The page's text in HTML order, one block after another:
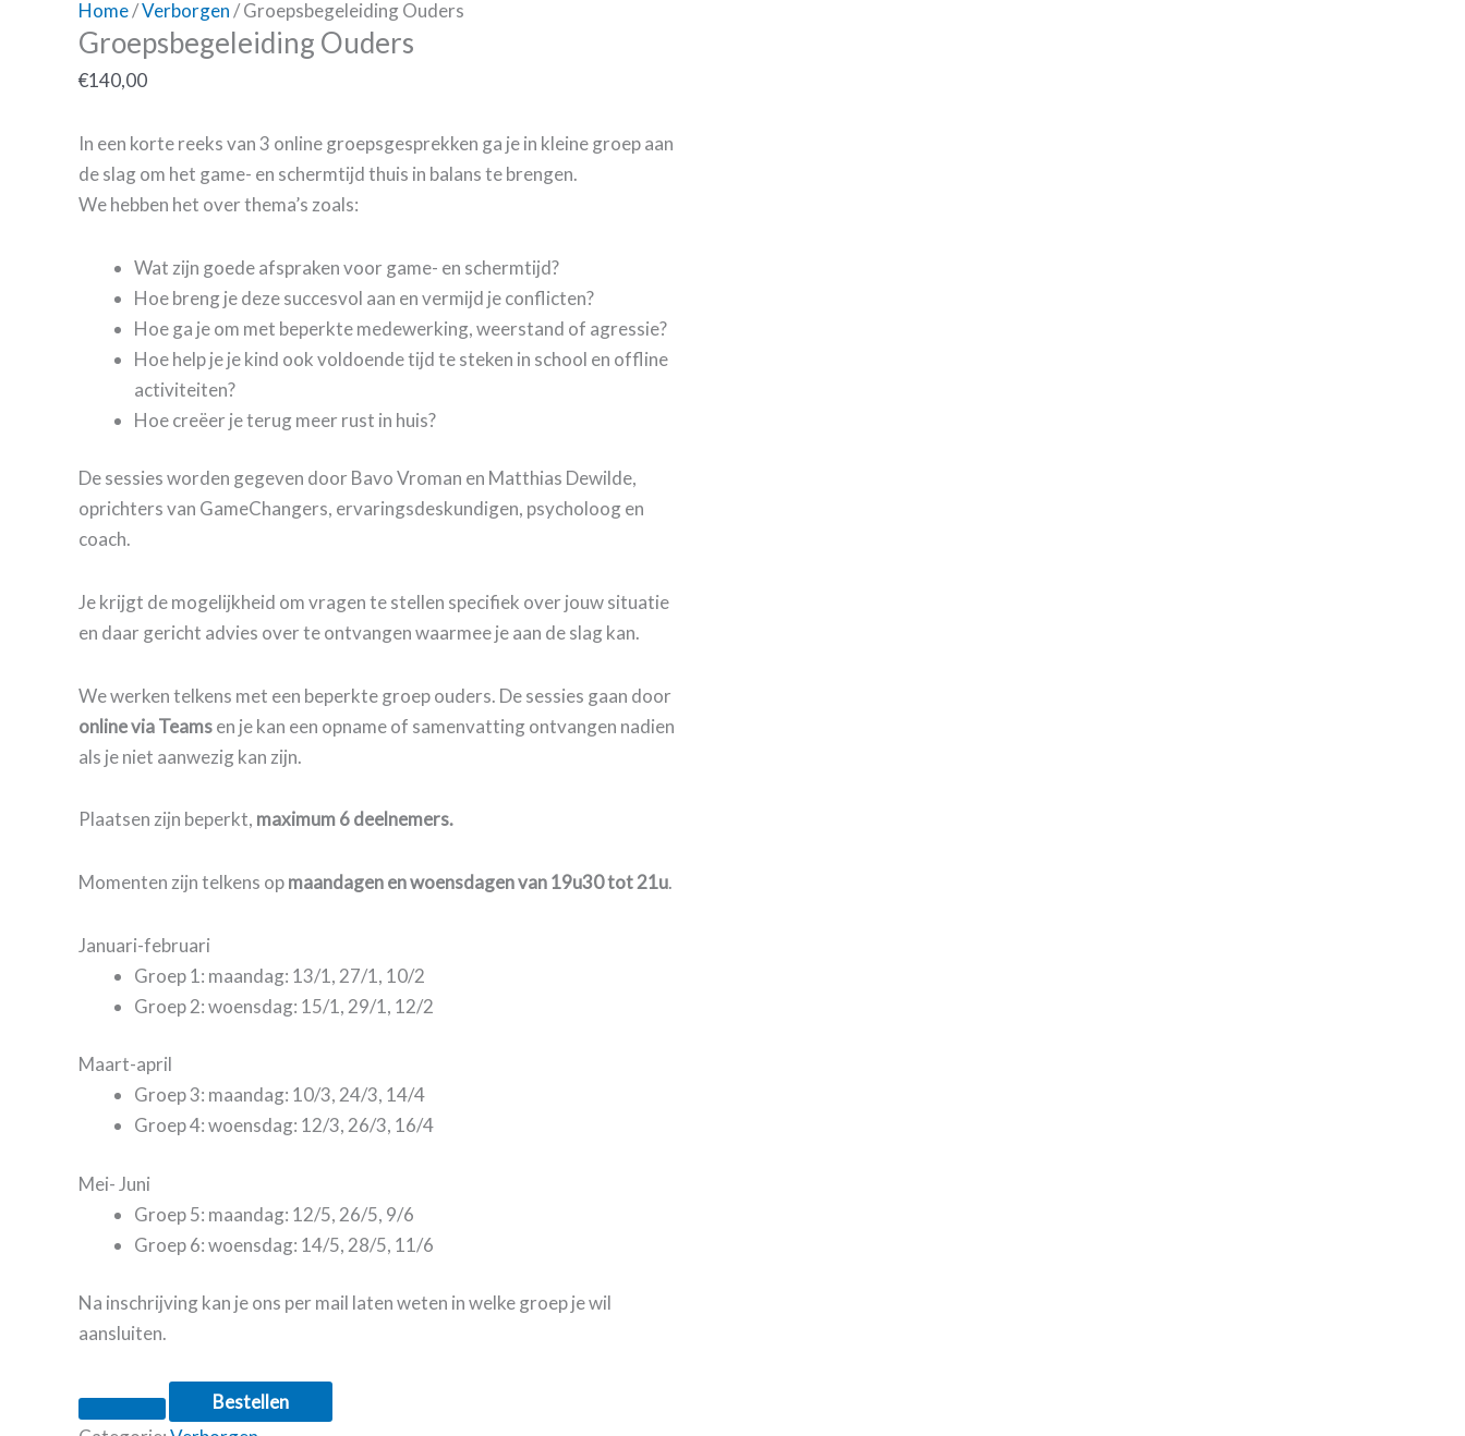
Home/Verborgen/ Groepsbegeleiding Ouders
Groepsbegeleiding Ouders
€140,00
In een korte reeks van 3 online groepsgesprekken ga je in kleine groep aan
de slag om het game- en schermtijd thuis in balans te brengen.
We hebben het over thema’s zoals:
Wat zijn goede afspraken voor game- en schermtijd?
Hoe breng je deze succesvol aan en vermijd je conflicten?
Hoe ga je om met beperkte medewerking, weerstand of agressie?
Hoe help je je kind ook voldoende tijd te steken in school en offline
activiteiten?
Hoe creëer je terug meer rust in huis?
De sessies worden gegeven door Bavo Vroman en Matthias Dewilde,
oprichters van GameChangers, ervaringsdeskundigen, psycholoog en
coach.
Je krijgt de mogelijkheid om vragen te stellen specifiek over jouw situatie
en daar gericht advies over te ontvangen waarmee je aan de slag kan.
We werken telkens met een beperkte groep ouders. De sessies gaan door
online via Teamsen je kan een opname of samenvatting ontvangen nadien
als je niet aanwezig kan zijn.
Plaatsen zijn beperkt, maximum 6 deelnemers.
Momenten zijn telkens opmaandagen en woensdagen van 19u30 tot 21u.
Januari-februari
Groep 1: maandag: 13/1, 27/1, 10/2
Groep 2: woensdag: 15/1, 29/1, 12/2
Maart-april
Groep 3: maandag: 10/3, 24/3, 14/4
Groep 4: woensdag: 12/3, 26/3, 16/4
Mei- Juni
Groep 5: maandag: 12/5, 26/5, 9/6
Groep 6: woensdag: 14/5, 28/5, 11/6
Na inschrijving kan je ons per mail laten weten in welke groep je wil
aansluiten.
Bestellen